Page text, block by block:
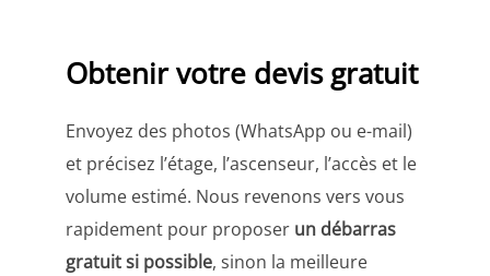
Obtenir votre devis gratuit
Envoyez des photos (WhatsApp ou e-mail)
et précisez l’étage, l’ascenseur, l’accès et le
volume estimé. Nous revenons vers vous
rapidement pour proposer un débarras
gratuit si possible, sinon la meilleure